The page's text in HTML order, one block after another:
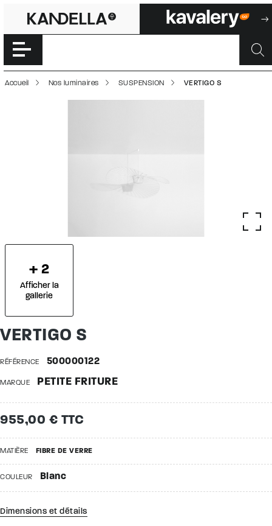
VERTIGO S |
Accéder directement au contenu de la page
Accueil Nos luminaires SUSPENSION VERTIGO S
+ 2
Afficher la
gallerie
VERTIGO S
RÉFÉRENCE 500000122
MARQUE PETITE FRITURE
955,00 € TTC
MATIÈRE FIBRE DE VERRE
COULEUR Blanc
Dimensions et détails